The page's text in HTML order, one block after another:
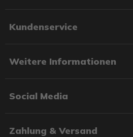
Kundenservice
Weitere Informationen
Social Media
Zahlung & Versand